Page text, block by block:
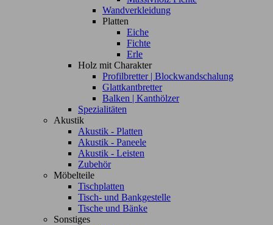
Wandverkleidung
Platten
Eiche
Fichte
Erle
Holz mit Charakter
Profilbretter | Blockwandschalung
Glattkantbretter
Balken | Kanthölzer
Spezialitäten
Akustik
Akustik - Platten
Akustik - Paneele
Akustik - Leisten
Zubehör
Möbelteile
Tischplatten
Tisch- und Bankgestelle
Tische und Bänke
Sonstiges